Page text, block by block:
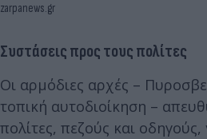
zarpanews.gr
Συστάσεις προς τους πολίτες
Οι αρμόδιες αρχές –
τοπική αυτοδιοίκηση –
πολίτες, πεζούς και οδηγούς,